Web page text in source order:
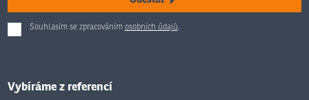
Souhlasím se zpracováním osobních údajů.
Formulář
odeslat.
Vybíráme z referencí